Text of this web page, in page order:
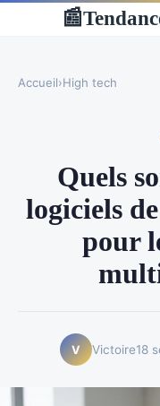
📰
Accueil›High tech
Quels
logiciels
pour
V Victoire18